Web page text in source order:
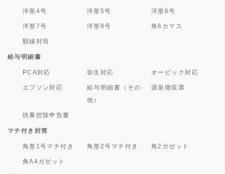
洋形4号 洋形5号 洋形6号
洋形7号 洋形9号 角6カマス
額縁封筒
給与明細書
PCA対応 弥生対応 オービック対応
エプソン対応
給与明細書（その
他）
源泉徴収票
扶養控除申告書
マチ付き封筒
角形1号マチ付き 角形2号マチ付き 角2ガゼット
角A4ガゼット